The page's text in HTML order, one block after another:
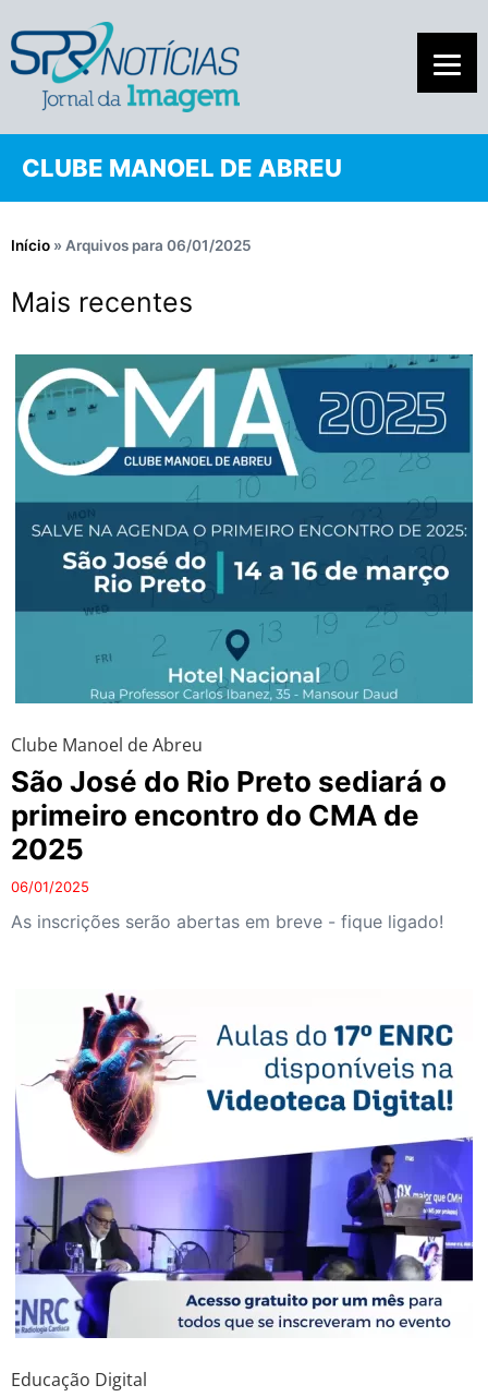
CLUBE MANOEL DE ABREU
Início » Arquivos para 06/01/2025
Mais recentes
Clube Manoel de Abreu
São José do Rio Preto sediará o
primeiro encontro do CMA de
2025
06/01/2025
As inscrições serão abertas em breve - fique ligado!
Educação Digital